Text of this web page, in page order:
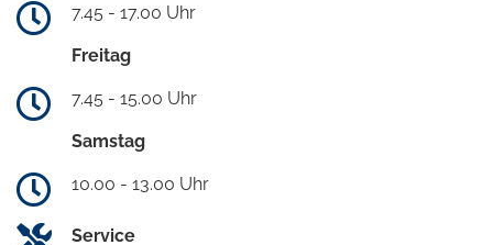
7.45 - 17.00 Uhr
Freitag
7.45 - 15.00 Uhr
Samstag
10.00 - 13.00 Uhr
Service